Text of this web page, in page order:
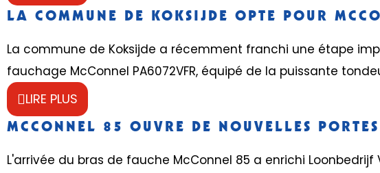
LA COMMUNE DE KOKSIJDE OPTE POUR
La commune de Koksijde a récemment franchi une étape
fauchage McConnel PA6072VFR, équipé de la puissante
LIRE PLUS
MCCONNEL 85 OUVRE DE NOUVELLES
L'arrivée du bras de fauche McConnel 85 a enrichi